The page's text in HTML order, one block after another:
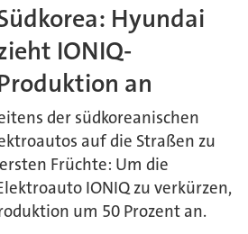
Hyundai
IONIQ-
an
der südkoreanischen
auf die Straßen zu
Früchte: Um die
IONIQ zu verkürzen,
um 50 Prozent an.